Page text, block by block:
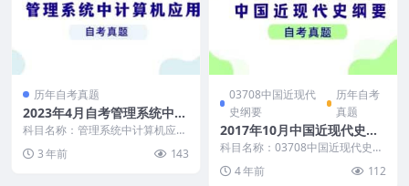
历年自考真题
2023年4月自考管理系统中计
算机应用真题及答案
科目名称：管理系统中计算机应用
点击查看 自考...
3 年前 143
03708中国近现代
史纲要
历年自考
真题
2017年10月中国近现代史纲
要自考真题及答案
科目名称：03708中国近现代史纲
育自学考试...
4 年前 112